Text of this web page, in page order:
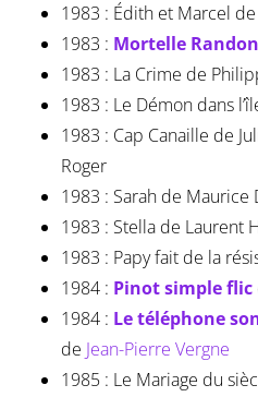
1983 : Édith et Marcel
1983 : Mortelle
1983 : La Crime de
1983 : Le Démon dans
1983 : Cap Canaille de
Roger
1983 : Sarah de Maurice
1983 : Stella de Laurent
1983 : Papy fait de la
1984 : Pinot simple flic
1984 : Le téléphone
de Jean-Pierre Vergne
1985 : Le Mariage du